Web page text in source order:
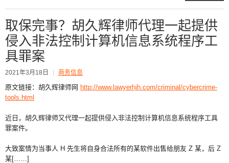
取保完事？胡久辉律师代理一起提供
侵入非法控制计算机信息系统程序工
具罪案
2021年3月18日 商务信息
原文链接：胡久辉律师网 http://www.lawyerhjh.com/criminal/cybercrime-
tools.html
近日，胡久辉律师又代理一起提供侵入非法控制计算机信息系统程序工具
罪案件。
大致案情为当事人 H 先生将自身合法所有的某软件出售给朋友 Z 某，后 Z
某[……]